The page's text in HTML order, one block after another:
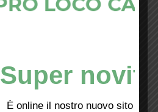
Super
È online il nostro nuovo sito web!